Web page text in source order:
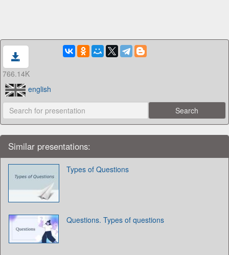
766.14K
english
Similar presentations:
Types of Questions
Questions. Types of questions